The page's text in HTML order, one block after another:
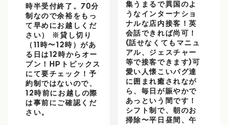
時半受付終了。70分
制なので余裕をもっ
て早めにお越しくだ
さい） ※貸し切り
（11時〜12時）があ
る日は12時からオー
プン！HPトピックス
にて要チェック！予
約制ではないので、
12時前にお越しの際
は事前にご確認くだ
さい。
集うまるで異国のよ
うなインターナショ
ナルな店内接客！英
会話できれば尚可！
(話せなくてもマニュ
アル、ジェスチャー
等で接客できます)可
愛い人懐こいパグ達
に囲まれ癒されなが
ら、毎日が賑やかで
あっという間です！
シフト制で、朝のお
掃除〜平日昼間、午